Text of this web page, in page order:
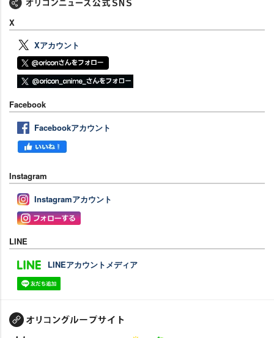
X
Xアカウント
Facebook
Facebookアカウント
Instagram
Instagramアカウント
LINE
LINEアカウントメディア